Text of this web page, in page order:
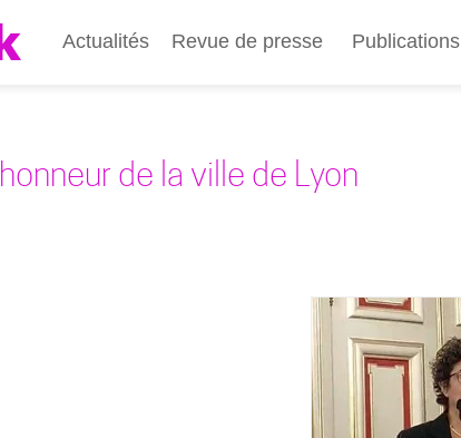
Actualités Revue de presse Publications
de la ville de Lyon